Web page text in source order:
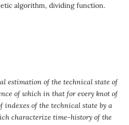
algorithm, dividing function.
estimation of the technical state of
of which in that for every knot of
indexes of the technical state by a
characterize time-history of the